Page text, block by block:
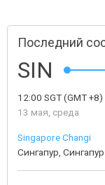
Последний
SIN
12:00 SGT(GMT +8)
13 мая, среда
Singapore Changi
Сингапур, Сингапур